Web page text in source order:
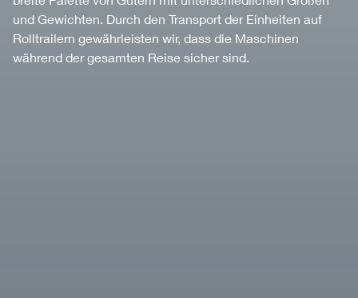
und Gewichten. Durch den Transport der Einheiten auf
Rolltrailern gewährleisten wir, dass die Maschinen
während der gesamten Reise sicher sind.